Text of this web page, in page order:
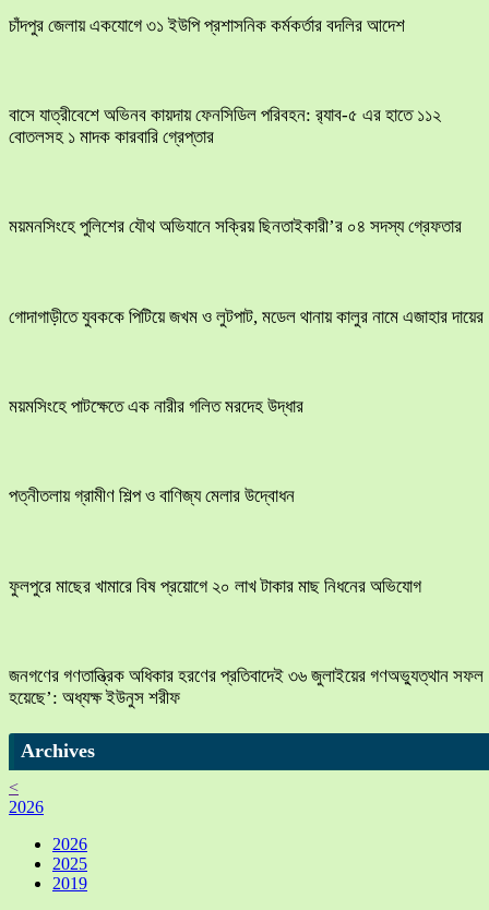
চাঁদপুর জেলায় একযোগে ৩১ ইউপি প্রশাসনিক কর্মকর্তার বদলির আদেশ
বাসে যাত্রীবেশে অভিনব কায়দায় ফেনসিডিল পরিবহন: র‍্যাব-৫ এর হাতে ১১২
বোতলসহ ১ মাদক কারবারি গ্রেপ্তার
ময়মনসিংহে পুলিশের যৌথ অভিযানে সক্রিয় ছিনতাইকারী’র ০৪ সদস্য গ্রেফতার
​গোদাগাড়ীতে যুবককে পিটিয়ে জখম ও লুটপাট, মডেল থানায় কালুর নামে এজাহার দায়ের
ময়মসিংহে পাটক্ষেতে এক নারীর গলিত মরদেহ উদ্ধার
পত্নীতলায় গ্রামীণ শিল্প ও বাণিজ্য মেলার উদ্বোধন
ফুলপুরে মাছের খামারে বিষ প্রয়োগে ২০ লাখ টাকার মাছ নিধনের অভিযোগ
জনগণের গণতান্ত্রিক অধিকার হরণের প্রতিবাদেই ৩৬ জুলাইয়ের গণঅভ্যুত্থান সফল
হয়েছে’: অধ্যক্ষ ইউনুস শরীফ
Archives
<
2026
2026
2025
2019